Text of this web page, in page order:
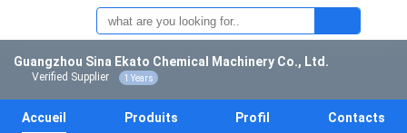
Guangzhou Sina Ekato Chemical Machinery Co., Ltd.
Verified Supplier 1 Years
Accueil Produits Profil Contacts